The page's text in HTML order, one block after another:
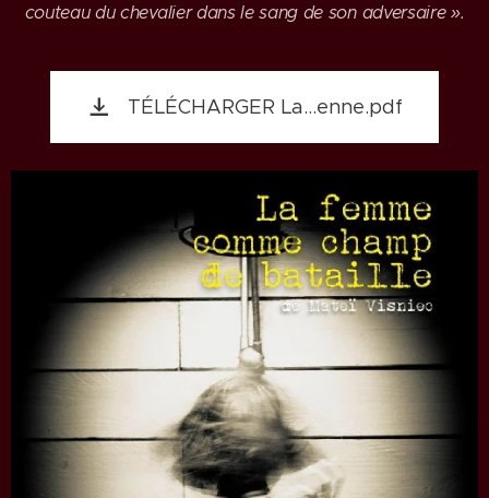
couteau du chevalier dans le sang de son adversaire ».
TÉLÉCHARGER La...enne.pdf